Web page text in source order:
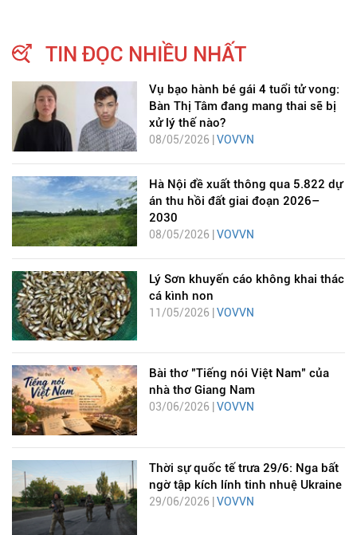
TIN ĐỌC NHIỀU NHẤT
Vụ bạo hành bé gái 4 tuổi tử vong:
Bàn Thị Tâm đang mang thai sẽ bị
xử lý thế nào?
08/05/2026 | VOVVN
Hà Nội đề xuất thông qua 5.822 dự
án thu hồi đất giai đoạn 2026–
2030
08/05/2026 | VOVVN
Lý Sơn khuyến cáo không khai thác
cá kình non
11/05/2026 | VOVVN
Bài thơ "Tiếng nói Việt Nam" của
nhà thơ Giang Nam
03/06/2026 | VOVVN
Thời sự quốc tế trưa 29/6: Nga bất
ngờ tập kích lính tinh nhuệ Ukraine
29/06/2026 | VOVVN